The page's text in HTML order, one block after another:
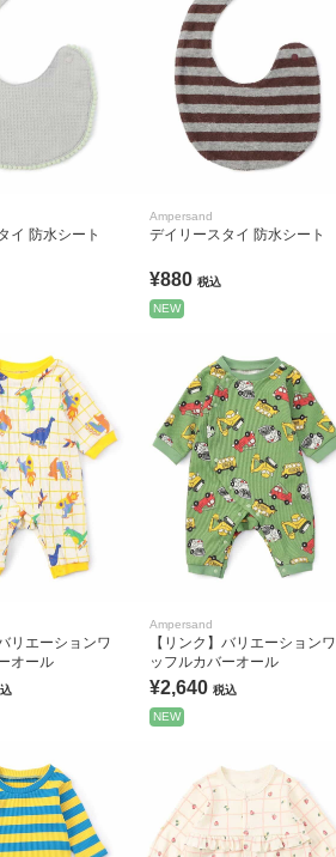
イ 防水シート
Ampersand
デイリースタイ 防水シート
¥880 税込
NEW
リエーションワ
オール
Ampersand
【リンク】バリエーションワ
ッフルカバーオール
¥2,640 税込
NEW